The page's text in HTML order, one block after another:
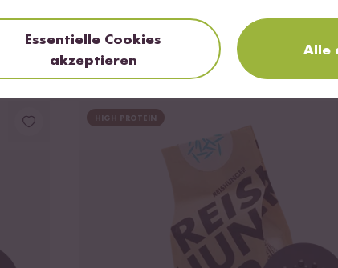
HIGH PROTEIN
Essentielle Cookies
akzeptieren
Alle